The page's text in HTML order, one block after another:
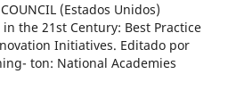
(Estados Unidos)
the 21st Century: Best Practice
Initiatives. Editado por
ton: National Academies